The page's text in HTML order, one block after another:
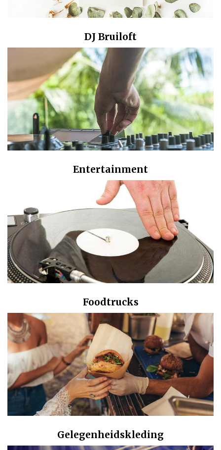
DJ Bruiloft
Entertainment
Foodtrucks
Gelegenheidskleding